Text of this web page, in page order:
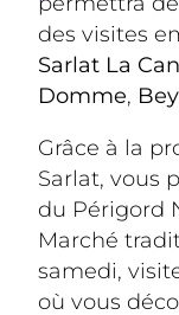
des visites
Sarlat La
Domme,
Grâce à la
Sarlat, vous
du Périgord
Marché
samedi,
où vous